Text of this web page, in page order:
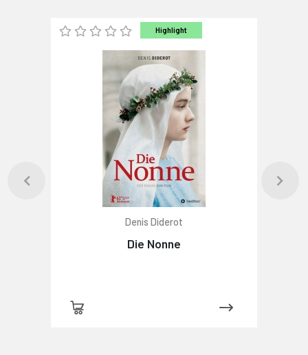
Highlight
Denis Diderot
Die Nonne